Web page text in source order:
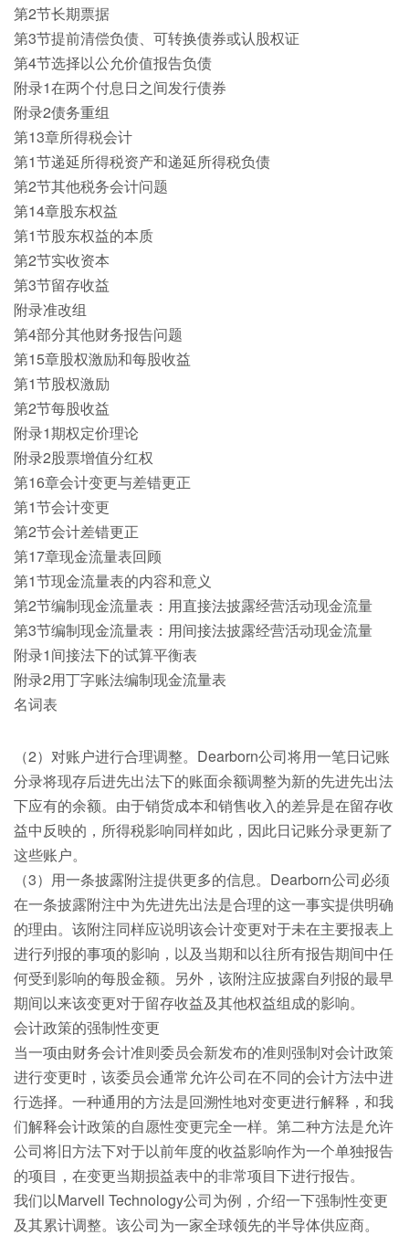
第2节长期票据
第3节提前清偿负债、可转换债券或认股权证
第4节选择以公允价值报告负债
附录1在两个付息日之间发行债券
附录2债务重组
第13章所得税会计
第1节递延所得税资产和递延所得税负债
第2节其他税务会计问题
第14章股东权益
第1节股东权益的本质
第2节实收资本
第3节留存收益
附录准改组
第4部分其他财务报告问题
第15章股权激励和每股收益
第1节股权激励
第2节每股收益
附录1期权定价理论
附录2股票增值分红权
第16章会计变更与差错更正
第1节会计变更
第2节会计差错更正
第17章现金流量表回顾
第1节现金流量表的内容和意义
第2节编制现金流量表：用直接法披露经营活动现金流量
第3节编制现金流量表：用间接法披露经营活动现金流量
附录1间接法下的试算平衡表
附录2用丁字账法编制现金流量表
名词表
（2）对账户进行合理调整。Dearborn公司将用一笔日记账
分录将现存后进先出法下的账面余额调整为新的先进先出法
下应有的余额。由于销货成本和销售收入的差异是在留存收
益中反映的，所得税影响同样如此，因此日记账分录更新了
这些账户。
（3）用一条披露附注提供更多的信息。Dearborn公司必须
在一条披露附注中为先进先出法是合理的这一事实提供明确
的理由。该附注同样应说明该会计变更对于未在主要报表上
进行列报的事项的影响，以及当期和以往所有报告期间中任
何受到影响的每股金额。另外，该附注应披露自列报的最早
期间以来该变更对于留存收益及其他权益组成的影响。
会计政策的强制性变更
当一项由财务会计准则委员会新发布的准则强制对会计政策
进行变更时，该委员会通常允许公司在不同的会计方法中进
行选择。一种通用的方法是回溯性地对变更进行解释，和我
们解释会计政策的自愿性变更完全一样。第二种方法是允许
公司将旧方法下对于以前年度的收益影响作为一个单独报告
的项目，在变更当期损益表中的非常项目下进行报告。
我们以Marvell Technology公司为例，介绍一下强制性变更
及其累计调整。该公司为一家全球领先的半导体供应商。